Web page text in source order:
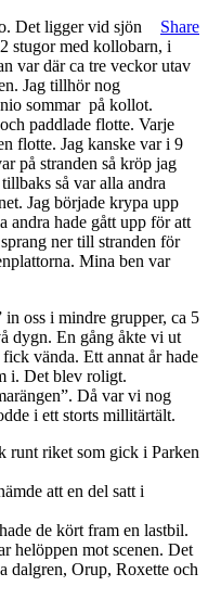
Share
Det ligger vid sjön
stugor med kollobarn, i
var där ca tre veckor utav
Jag tillhör nog
sommar på kollot.
paddlade flotte. Varje
flotte. Jag kanske var i 9
på stranden så kröp jag
så var alla andra
Jag började krypa upp
andra hade gått upp för att
ner till stranden för
Mina ben var
in oss i mindre grupper, ca 5
dygn. En gång åkte vi ut
vända. Ett annat år hade
i. Det blev roligt.
Då var vi nog
i ett storts millitärtält.
runt riket som gick i Parken
att en del satt i
de kört fram en lastbil.
helöppen mot scenen. Det
dalgren, Orup, Roxette och